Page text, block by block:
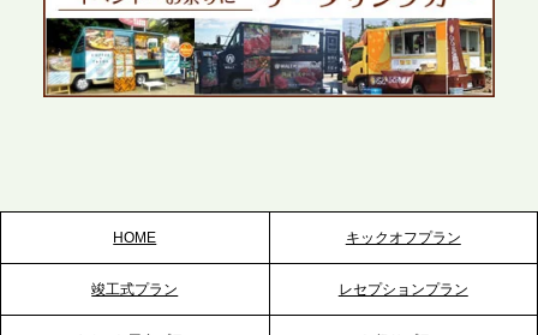
かしたスムーズな対応を展開
2026.5.22
2026.5.20
プレスリリースのご案内｜ケータリングのセカンド
HOME キックオフプラン
竣工式プラン レセプションプラン